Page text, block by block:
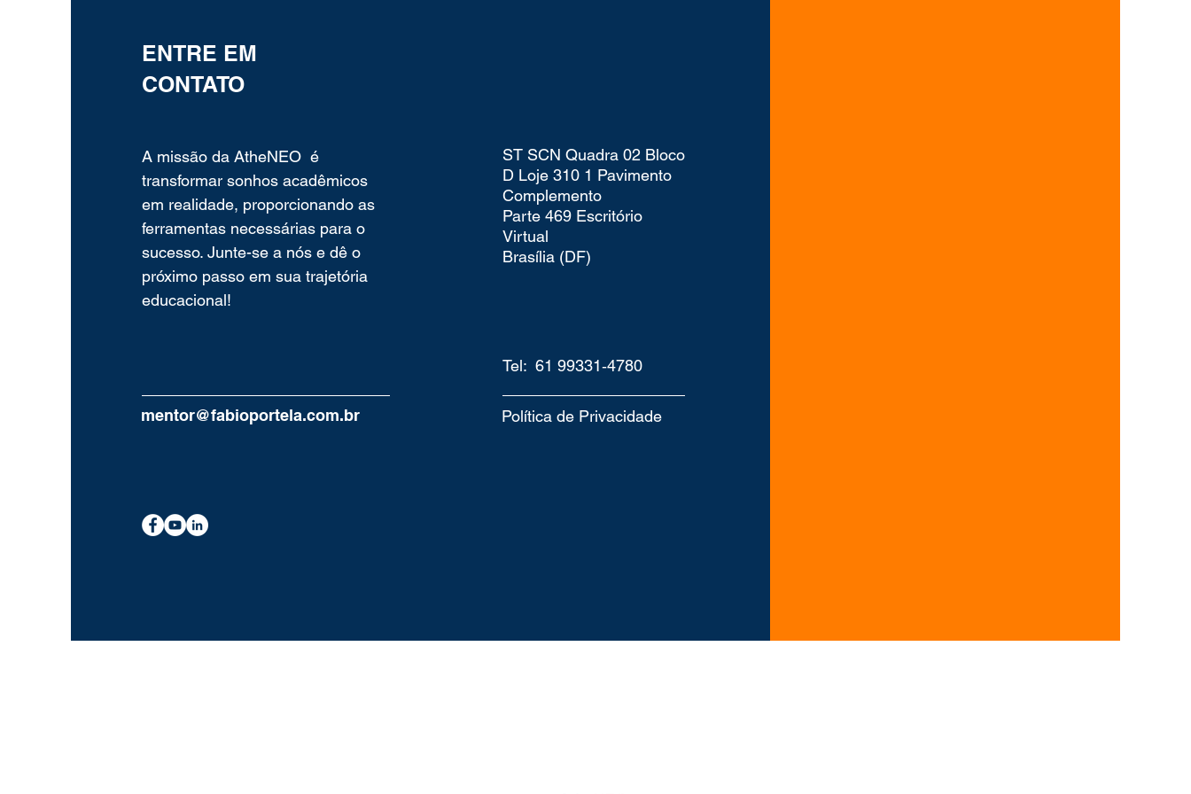
ENTRE EM
CONTATO
A missão da AtheNEO é
transformar sonhos acadêmicos
em realidade, proporcionando as
ferramentas necessárias para o
sucesso. Junte-se a nós e dê o
próximo passo em sua trajetória
educacional!
ST SCN Quadra 02 Bloco
D Loje 310 1 Pavimento
Complemento
Parte 469 Escritório
Virtual
Brasília (DF)
Tel: 61 99331‑4780‬
mentor@fabioportela.com.br Política de Privacidade